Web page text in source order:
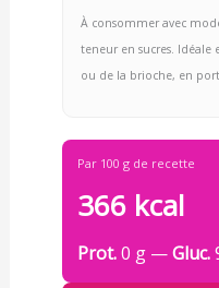
À consommer avec
teneur en sucres.
ou de la brioche, en
Par 100 g de recette
366 kcal
Prot.0 g —Gluc.